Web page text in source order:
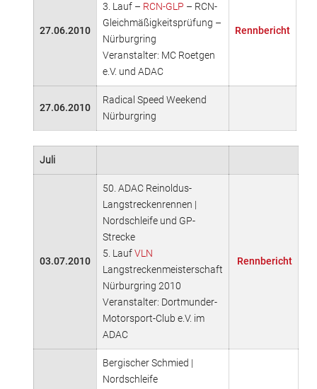
27.06.2010
3. Lauf – RCN-GLP – RCN-
Gleichmäßigkeitsprüfung –
Nürburgring
Veranstalter: MC Roetgen
e.V. und ADAC
Rennbericht
27.06.2010
Radical Speed Weekend
Nürburgring
Juli
03.07.2010
50. ADAC Reinoldus-
Langstreckenrennen |
Nordschleife und GP-
Strecke
5. LaufVLN
Langstreckenmeisterschaft
Nürburgring 2010
Veranstalter: Dortmunder-
Motorsport-Club e.V. im
ADAC
Rennbericht
Bergischer Schmied |
Nordschleife